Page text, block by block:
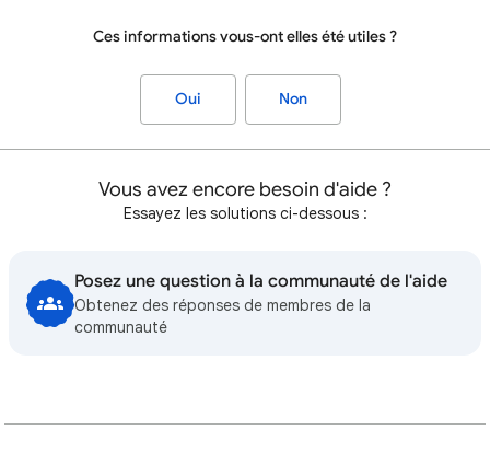
Ces informations vous-ont elles été utiles ?
Oui Non
Vous avez encore besoin d'aide ?
Essayez les solutions ci-dessous :
Posez une question à la communauté de l'aide
Obtenez des réponses de membres de la
communauté